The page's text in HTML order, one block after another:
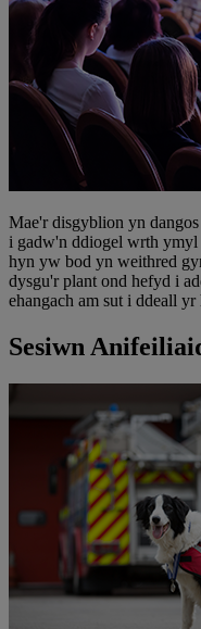
Mae'r disgyblion yn
i gadw'n ddiogel wrth
hyn yw bod yn weithred
dysgu'r plant ond hefyd i
ehangach am sut i ddeall
Sesiwn